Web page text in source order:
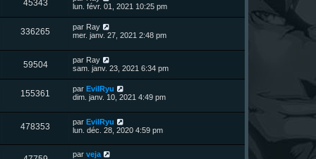
g
e
e
s
s
a
e
s
i
e
r
m
e
s
a
g
e
45343V
u
e
i
e
r
m
e
s
s
a
g
lun. févr. 01, 2021 10:25 pm
336265
u
D
e
n
i
e
r
m
e
s
s
a
g
par Ray
mer. janv. 27, 2021 2:48 pm
59504V
u
D
e
i
e
e
s
s
a
par Ray
sam. janv. 23, 2021 6:34 pm
155361
u
s
D
e
n
i
e
m
e
par EvilRyu
dim. janv. 10, 2021 4:49 pm
478353
u
D
e
n
i
par EvilRyu
lun. déc. 28, 2020 4:59 pm
D
par veja